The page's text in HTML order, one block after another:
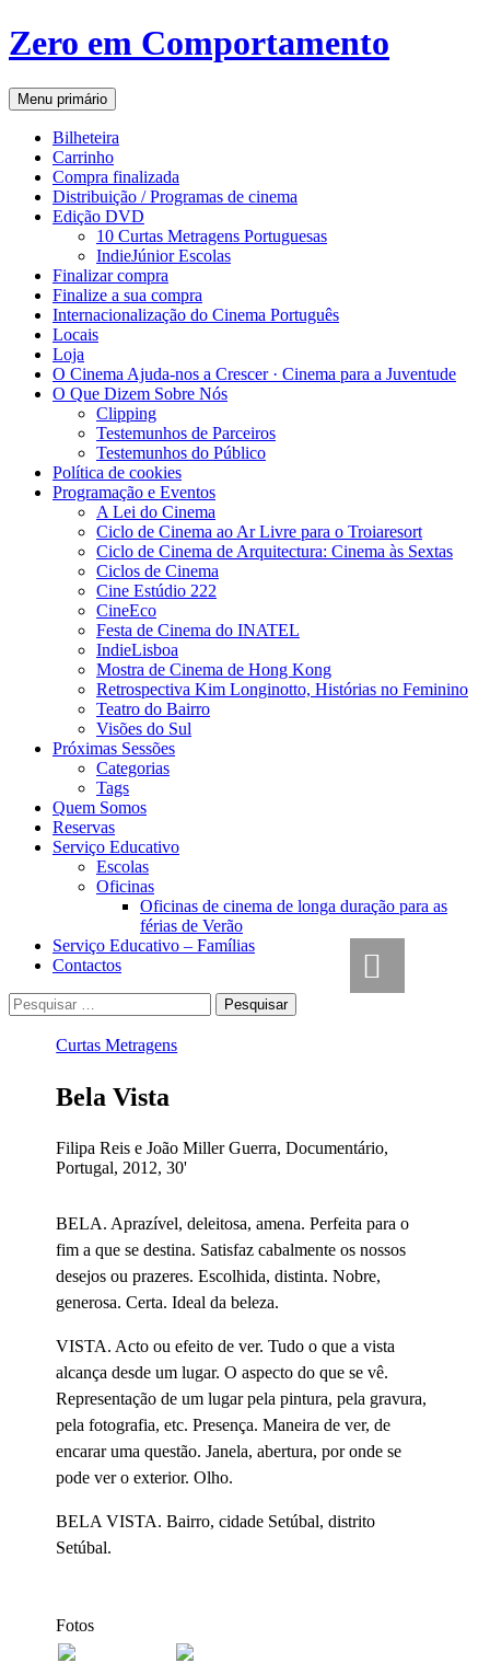
Zero em Comportamento
Procurar
Menu primário Saltar
para
o
Bilheteira
Carrinho
Compra finalizada
Distribuição / Programas de cinema
Edição DVD
10 Curtas Metragens Portuguesas
IndieJúnior Escolas
Finalizar compra
Finalize a sua compra
Internacionalização do Cinema Português
Locais
Loja
O Cinema Ajuda-nos a Crescer · Cinema para a Juventude
O Que Dizem Sobre Nós
Clipping
Testemunhos de Parceiros
Testemunhos do Público
Política de cookies
Programação e Eventos
A Lei do Cinema
Ciclo de Cinema ao Ar Livre para o Troiaresort
Ciclo de Cinema de Arquitectura: Cinema às Sextas
Ciclos de Cinema
Cine Estúdio 222
CineEco
Festa de Cinema do INATEL
IndieLisboa
Mostra de Cinema de Hong Kong
Retrospectiva Kim Longinotto, Histórias no Feminino
Teatro do Bairro
Visões do Sul
Próximas Sessões
Categorias
Tags
Quem Somos
Reservas
Serviço Educativo
Escolas
Oficinas
Oficinas de cinema de longa duração para as
férias de Verão
Serviço Educativo – Famílias
Contactos
Pesquisar
por:
Curtas Metragens
Bela Vista
Filipa Reis e João Miller Guerra, Documentário,
Portugal, 2012, 30'
BELA. Aprazível, deleitosa, amena. Perfeita para o
fim a que se destina. Satisfaz cabalmente os nossos
desejos ou prazeres. Escolhida, distinta. Nobre,
generosa. Certa. Ideal da beleza.
VISTA. Acto ou efeito de ver. Tudo o que a vista
alcança desde um lugar. O aspecto do que se vê.
Representação de um lugar pela pintura, pela gravura,
pela fotografia, etc. Presença. Maneira de ver, de
encarar uma questão. Janela, abertura, por onde se
pode ver o exterior. Olho.
BELA VISTA. Bairro, cidade Setúbal, distrito
Setúbal.
Fotos